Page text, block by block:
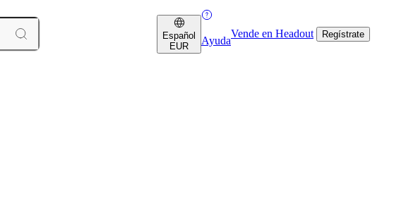
Español
EUR
Ayuda
Vende en Headout Regístrate